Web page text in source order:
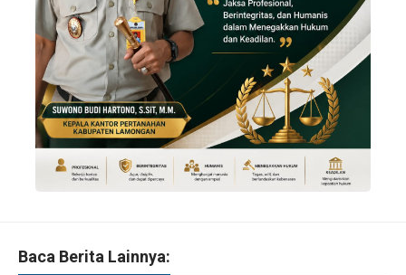
Baca Berita Lainnya: